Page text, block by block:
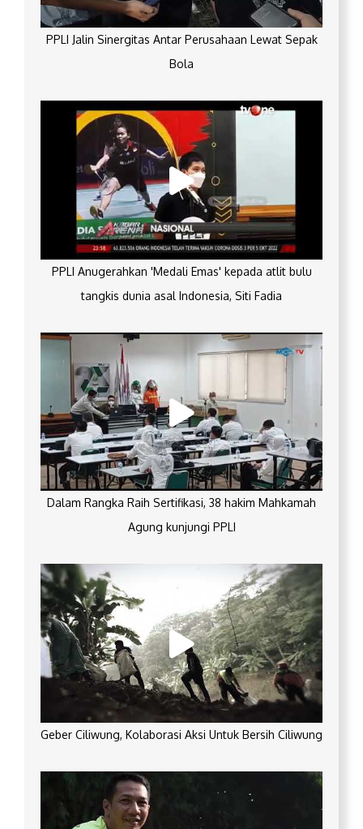
PPLI Jalin Sinergitas Antar Perusahaan Lewat Sepak
Bola
PPLI Anugerahkan 'Medali Emas' kepada atlit bulu
tangkis dunia asal Indonesia, Siti Fadia
Dalam Rangka Raih Sertifikasi, 38 hakim Mahkamah
Agung kunjungi PPLI
Geber Ciliwung, Kolaborasi Aksi Untuk Bersih Ciliwung